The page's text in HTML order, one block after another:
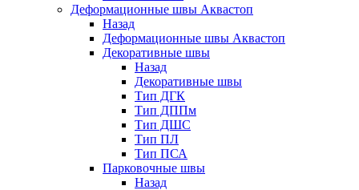
Деформационные швы Аквастоп
Назад
Деформационные швы Аквастоп
Декоративные швы
Назад
Декоративные швы
Тип ДГК
Тип ДППм
Тип ДШС
Тип ПЛ
Тип ПСА
Парковочные швы
Назад